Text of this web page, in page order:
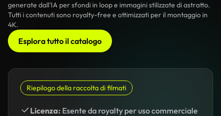
generate dall'IA per sfondi in loop e immagini stilizzate di astratto.
Tutti i contenuti sono royalty-free e ottimizzati per il montaggio in
4K.
Esplora tutto il catalogo
Riepilogo della raccolta di filmati
Licenza: Esente da royalty per uso commerciale